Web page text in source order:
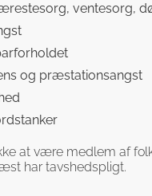
ventesorg,
og præstationsangst
at være medlem af
har tavshedspligt.